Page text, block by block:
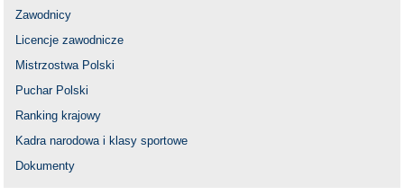
Zawodnicy
Licencje zawodnicze
Mistrzostwa Polski
Puchar Polski
Ranking krajowy
Kadra narodowa i klasy sportowe
Dokumenty